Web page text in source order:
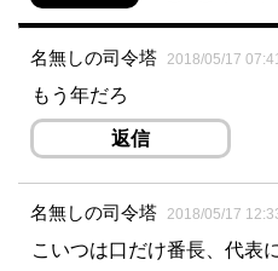
名無しの司令塔 2018/05/17
もう年だろ
返信
名無しの司令塔 2018/05/17
こいつは口だけ番長、代表